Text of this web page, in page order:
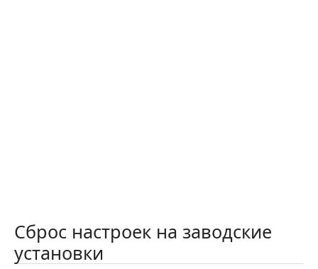
Сброс настроек на заводские
установки